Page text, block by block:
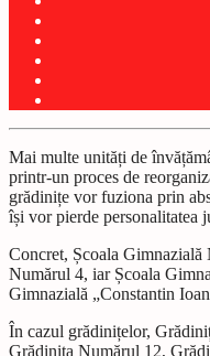
Mai multe unități de
printr-un proces de
grădinițe vor fuziona prin
își vor pierde personalitatea
Concret, Școala
Numărul 4, iar Școala
Gimnazială „Constantin
În cazul grădinițelor,
Grădinița Numărul 12,